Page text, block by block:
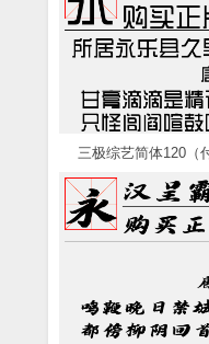
三极综艺简体120（